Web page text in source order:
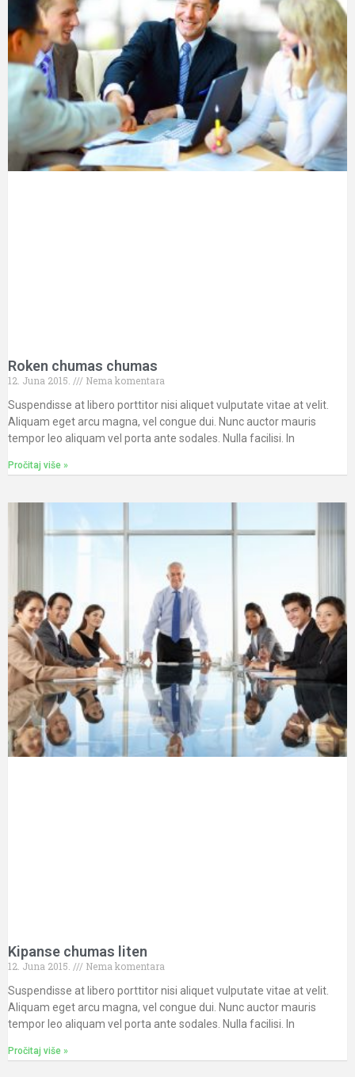
Roken chumas chumas
12. Juna 2015.
Nema komentara
Suspendisse at libero porttitor nisi aliquet vulputate vitae at velit.
Aliquam eget arcu magna, vel congue dui. Nunc auctor mauris
tempor leo aliquam vel porta ante sodales. Nulla facilisi. In
Pročitaj više »
Kipanse chumas liten
12. Juna 2015.
Nema komentara
Suspendisse at libero porttitor nisi aliquet vulputate vitae at velit.
Aliquam eget arcu magna, vel congue dui. Nunc auctor mauris
tempor leo aliquam vel porta ante sodales. Nulla facilisi. In
Pročitaj više »